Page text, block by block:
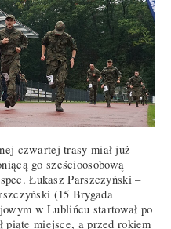
czwartej trasy miał już
go sześcioosobową
Łukasz Parszczyński –
(15 Brygada
w Lublińcu startował po
piąte miejsce, a przed rokiem